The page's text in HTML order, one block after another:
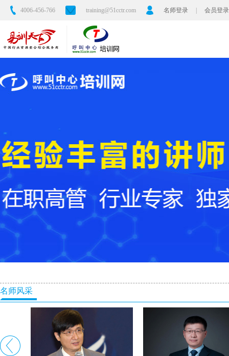
4006-456-766 training@51cctr.com 名师登录 会员登录
名师风采